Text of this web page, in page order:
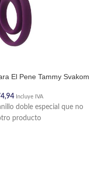
El Pene Tammy Svakom
Incluye IVA
doble especial que no
producto